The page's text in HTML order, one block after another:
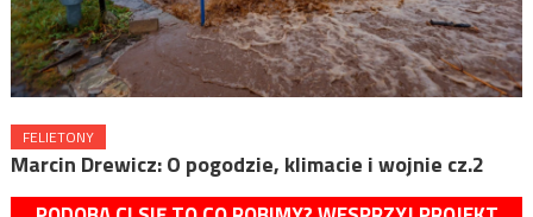
FELIETONY
Marcin Drewicz: O pogodzie, klimacie i wojnie cz.2